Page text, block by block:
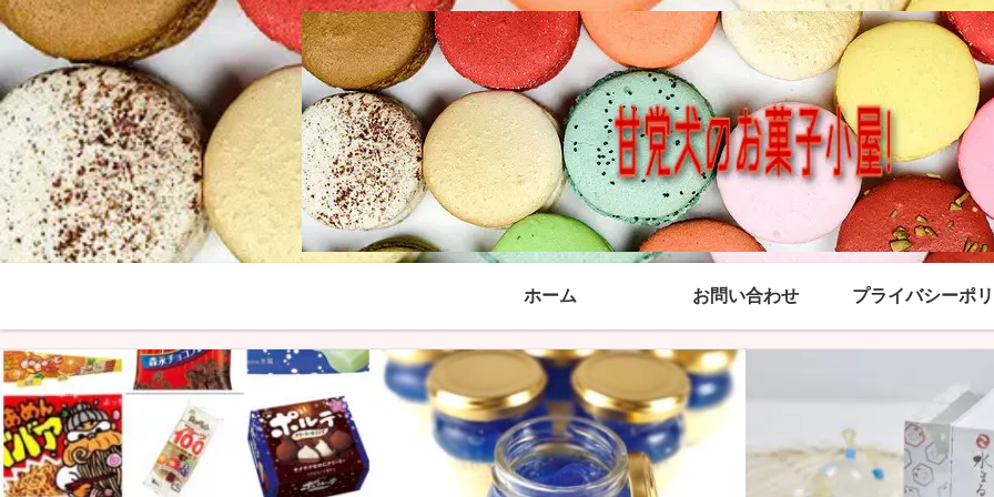
ホーム お問い合わせ プライバシーポ